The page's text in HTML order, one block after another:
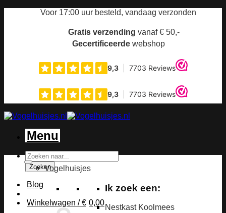
Voor 17:00 uur besteld, vandaag verzonden
Gratis verzending vanaf € 50,-
Gecertificeerdewebshop
Menu
Producten
zoeken
Zoeken
Blog
Winkelwagen /€ 0,00
Vogelhuisjes
Ik zoek een:
Nestkast Koolmees